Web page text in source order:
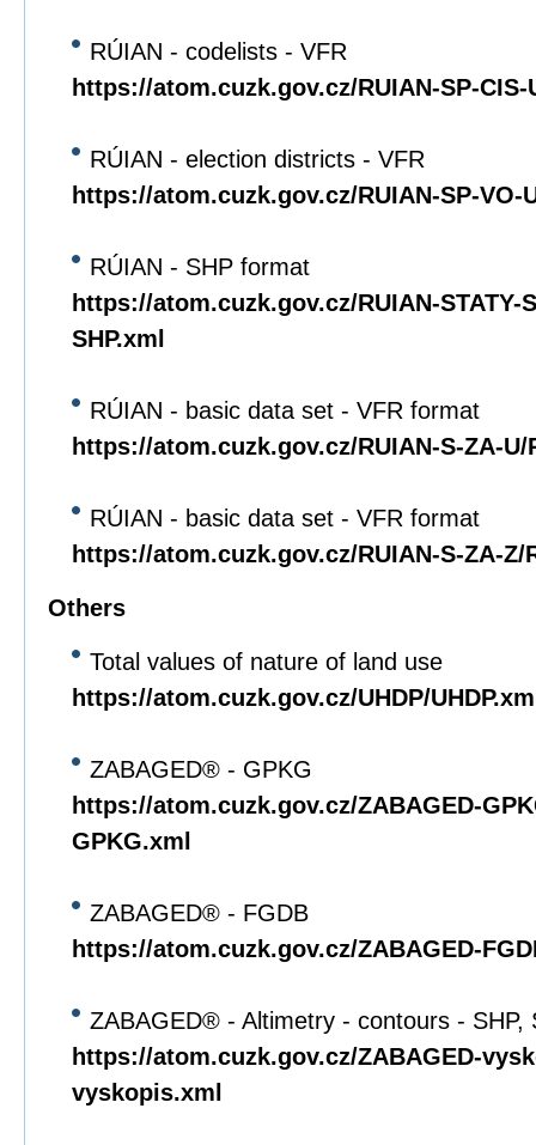
RÚIAN - codelists - VFR
https://atom.cuzk.gov.cz/RUIAN-SP-CIS-
RÚIAN - election districts - VFR
https://atom.cuzk.gov.cz/RUIAN-SP-VO-
RÚIAN - SHP format
https://atom.cuzk.gov.cz/RUIAN-STATY-
SHP.xml
RÚIAN - basic data set - VFR format
https://atom.cuzk.gov.cz/RUIAN-S-ZA-U/
RÚIAN - basic data set - VFR format
https://atom.cuzk.gov.cz/RUIAN-S-ZA-Z/
Others
Total values of nature of land use
https://atom.cuzk.gov.cz/UHDP/
ZABAGED® - GPKG
https://atom.cuzk.gov.cz/ZABAGED-
GPKG.xml
ZABAGED® - FGDB
https://atom.cuzk.gov.cz/ZABAGED-
ZABAGED® - Altimetry - contours - SHP,
https://atom.cuzk.gov.cz/ZABAGED-
vyskopis.xml